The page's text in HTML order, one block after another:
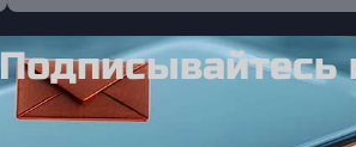
Подписывайтесь